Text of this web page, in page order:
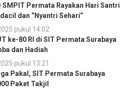
SMPIT Permata Rayakan Hari Santri
dan “Nyantri Sehari”
pukul 14:02
ke-80 RI di SIT Permata Surabaya
dan Hadiah
pukul 13:21
Pakal, SIT Permata Surabaya
Paket Takjil